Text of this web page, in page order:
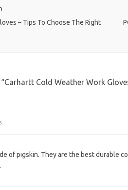
– Tips To Choose The Right
Carhartt Cold Weather Work
of pigskin. They are the best durable